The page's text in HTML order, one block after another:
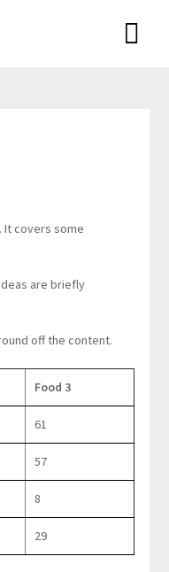
It covers some
are briefly
off the content.
Food 3
61
57
8
29